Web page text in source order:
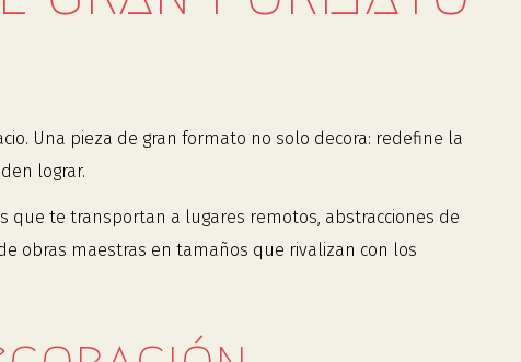
Una pieza de gran formato no solo decora: redefine la
lograr.
que te transportan a lugares remotos, abstracciones de
obras maestras en tamaños que rivalizan con los